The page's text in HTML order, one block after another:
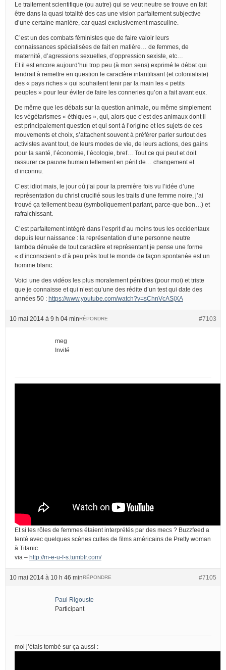
Le traitement scientifique (ou autre) qui se veut neutre se trouve en fait
être dans la quasi totalité des cas une vision parfaitement subjective
d’une certaine manière, car quasi exclusivement masculine.
C’est un des combats féministes que de faire valoir leurs
connaissances spécialisées de fait en matière… de femmes, de
maternité, d’agressions sexuelles, d’oppression sexiste, etc…
Et il est encore aujourd’hui trop peu (à mon sens) exprimé le débat qui
tendrait à remettre en question le caractère infantilisant (et colonialiste)
des « pays riches » qui souhaitent tenir par la main les « petits
peuples » pour leur éviter de faire les conneries qu’on a fait avant eux.
De même que les débats sur la question animale, ou même simplement
les végétarismes « éthiques », qui, alors que c’est des animaux dont il
est principalement question et qui sont à l’origine et les sujets de ces
mouvements et choix, s’attachent souvent à préférer parler surtout des
activistes avant tout, de leurs modes de vie, de leurs actions, des gains
pour la santé, l’économie, l’écologie, bref… Tout ce qui peut et doit
rassurer ce pauvre humain tellement en péril de… changement et
d’inconnu.
C’est idiot mais, le jour où j’ai pour la première fois vu l’idée d’une
représentation du christ crucifié sous les traits d’une femme noire, j’ai
trouvé ça tellement beau (symboliquement parlant, parce-que bon…) et
rafraichissant.
C’est parfaitement intégré dans l’esprit d’au moins tous les occidentaux
depuis leur naissance : la représentation d’une personne neutre
lambda dénuée de tout caractère et représentant je pense une forme
« d’inconscient » d’à peu près tout le monde de façon spontanée est un
homme blanc.
Voici une des vidéos les plus moralement pénibles (pour moi) et triste
que je connaisse et qui n’est qu’une des rédite d’un test qui date des
années 50 : https://www.youtube.com/watch?v=sChnVcASjXA
10 mai 2014 à 9 h 04 min #7103
RÉPONDRE
meg
Invité
Et si les rôles de femmes étaient interprétés par des mecs ? Buzzfeed a
tenté avec quelques scènes cultes de films américains de Pretty woman
à Titanic.
via – http://m-e-u-f-s.tumblr.com/
10 mai 2014 à 10 h 46 min #7105
RÉPONDRE
Paul Rigouste
Participant
moi j’étais tombé sur ça aussi :